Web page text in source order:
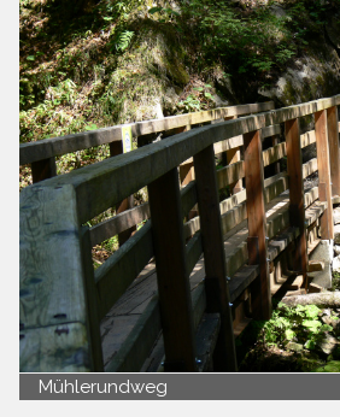
Mühlerundweg